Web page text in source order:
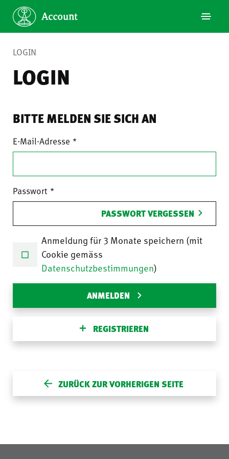
LOGIN
LOGIN
BITTE MELDEN SIE SICH AN
E-Mail-Adresse
Passwort
PASSWORT VERGESSEN
Anmeldung für 3 Monate speichern (mit
Cookie gemäss
Datenschutzbestimmungen)
ANMELDEN
REGISTRIEREN
ZURÜCK ZUR VORHERIGEN SEITE